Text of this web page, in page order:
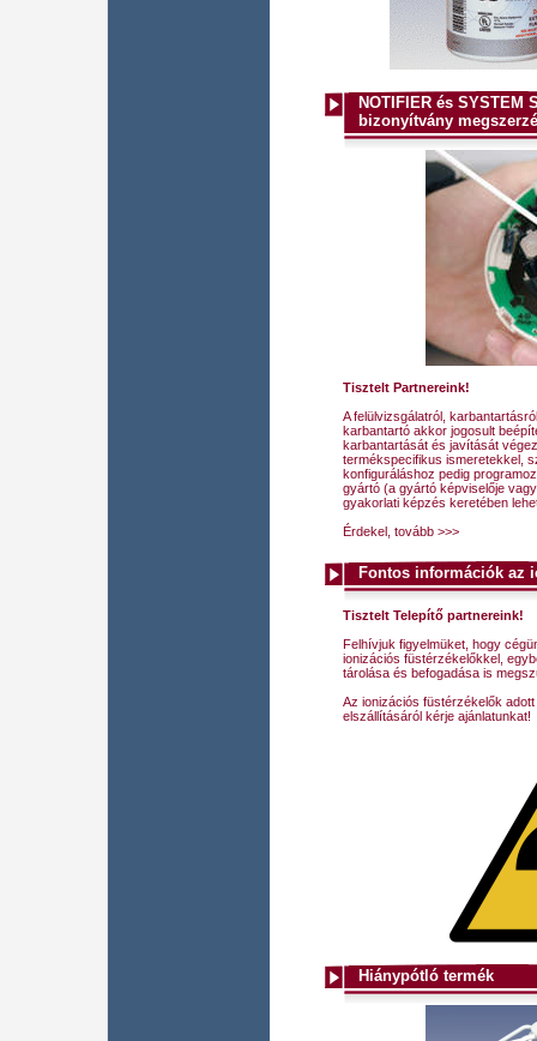
NOTIFIER és SYSTEM
bizonyítvány
Tisztelt Partnereink!
A felülvizsgálatról,
karbantartó akkor jogosult
karbantartását és javítását
termékspecifikus ismeretekkel,
konfiguráláshoz pedig
gyártó (a gyártó képviselője
gyakorlati képzés keretében
Érdekel, tovább >>>
Fontos információk az
Tisztelt Telepítő partnereink!
Felhívjuk figyelmüket, hogy
ionizációs füstérzékelőkkel,
tárolása és befogadása is
Az ionizációs füstérzékelők
elszállításáról kérje ajánlatunkat!
Hiánypótló termék